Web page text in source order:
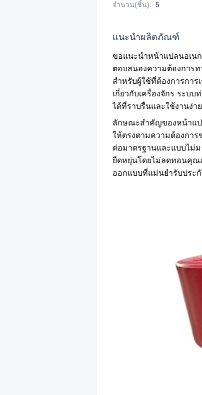
จำนวน(ชิ้น): 5
แนะนำผลิตภัณฑ์
ขอแนะนำหน้าแปลนอเน
ตอบสนองความต้องการ
สำหรับผู้ใช้ที่ต้องการกา
เกี่ยวกับเครื่องจักร ระบ
ได้ที่ราบรื่นและใช้งานง่า
ลักษณะสำคัญของหน้าแป
ให้ตรงตามความต้องกา
ต่อมาตรฐานและแบบไม่
ยืดหยุ่นโดยไม่ลดทอนคุณ
ออกแบบที่แม่นยำรับประ